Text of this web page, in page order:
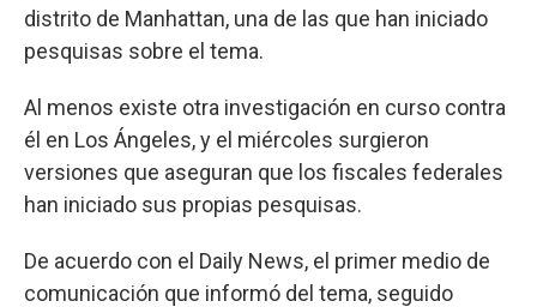
distrito de Manhattan, una de las que han iniciado
pesquisas sobre el tema.
Al menos existe otra investigación en curso contra
él en Los Ángeles, y el miércoles surgieron
versiones que aseguran que los fiscales federales
han iniciado sus propias pesquisas.
De acuerdo con el Daily News, el primer medio de
comunicación que informó del tema, seguido